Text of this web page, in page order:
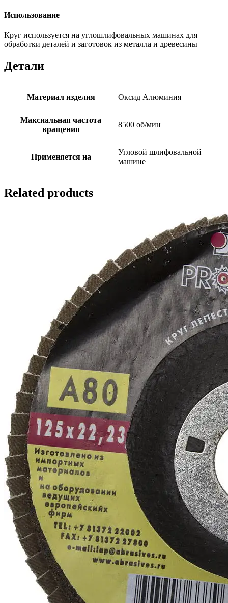
Использование
Круг используется на углошлифовальных машинах для
обработки деталей и заготовок из металла и древесины
Детали
Материал изделия Оксид Алюминия
Максиальная частота
вращения
8500 об/мин
Применяется на
Угловой шлифовальной
машине
Related products